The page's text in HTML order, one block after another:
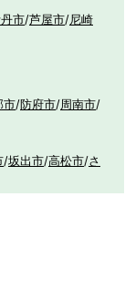
市/芦屋市/尼崎
市/防府市/周南市/
/坂出市/高松市/さ